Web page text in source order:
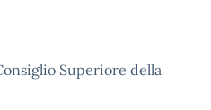
Superiore della